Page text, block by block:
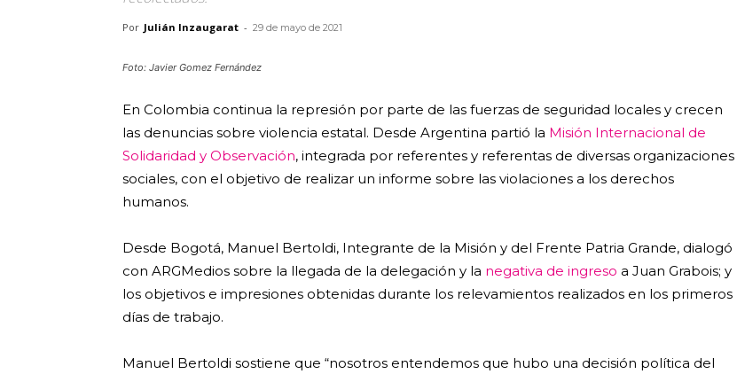
Por Julián Inzaugarat - 29 de mayo de 2021
Foto: Javier Gomez Fernández
En Colombia continua la represión por parte de las fuerzas de seguridad locales y crecen
las denuncias sobre violencia estatal. Desde Argentina partió la Misión Internacional de
Solidaridad y Observación, integrada por referentes y referentas de diversas organizaciones
sociales, con el objetivo de realizar un informe sobre las violaciones a los derechos
humanos.
Desde Bogotá, Manuel Bertoldi, Integrante de la Misión y del Frente Patria Grande, dialogó
con ARGMedios sobre la llegada de la delegación y la negativa de ingreso a Juan Grabois; y
los objetivos e impresiones obtenidas durante los relevamientos realizados en los primeros
días de trabajo.
Manuel Bertoldi sostiene que “nosotros entendemos que hubo una decisión política del